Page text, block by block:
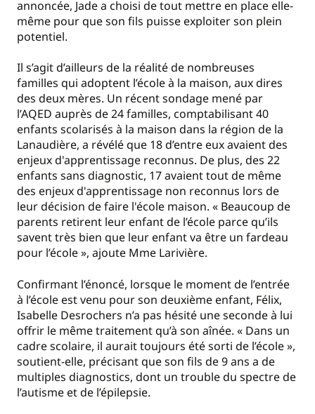
annoncée, Jade a choisi de tout mettre en place elle-
même pour que son fils puisse exploiter son plein
potentiel.
Il s’agit d’ailleurs de la réalité de nombreuses
familles qui adoptent l’école à la maison, aux dires
des deux mères. Un récent sondage mené par
l’AQED auprès de 24 familles, comptabilisant 40
enfants scolarisés à la maison dans la région de la
Lanaudière, a révélé que 18 d’entre eux avaient des
enjeux d'apprentissage reconnus. De plus, des 22
enfants sans diagnostic, 17 avaient tout de même
des enjeux d'apprentissage non reconnus lors de
leur décision de faire l'école maison. « Beaucoup de
parents retirent leur enfant de l’école parce qu’ils
savent très bien que leur enfant va être un fardeau
pour l’école », ajoute Mme Larivière.
Confirmant l’énoncé, lorsque le moment de l’entrée
à l’école est venu pour son deuxième enfant, Félix,
Isabelle Desrochers n’a pas hésité une seconde à lui
offrir le même traitement qu’à son aînée. « Dans un
cadre scolaire, il aurait toujours été sorti de l’école »,
soutient-elle, précisant que son fils de 9 ans a de
multiples diagnostics, dont un trouble du spectre de
l’autisme et de l’épilepsie.